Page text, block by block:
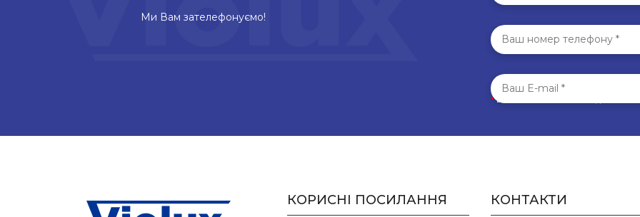
Ми Вам зателефонуємо!
*Всі поля обов’язкові для
КОРИСНІ ПОСИЛАННЯ КОНТАКТИ